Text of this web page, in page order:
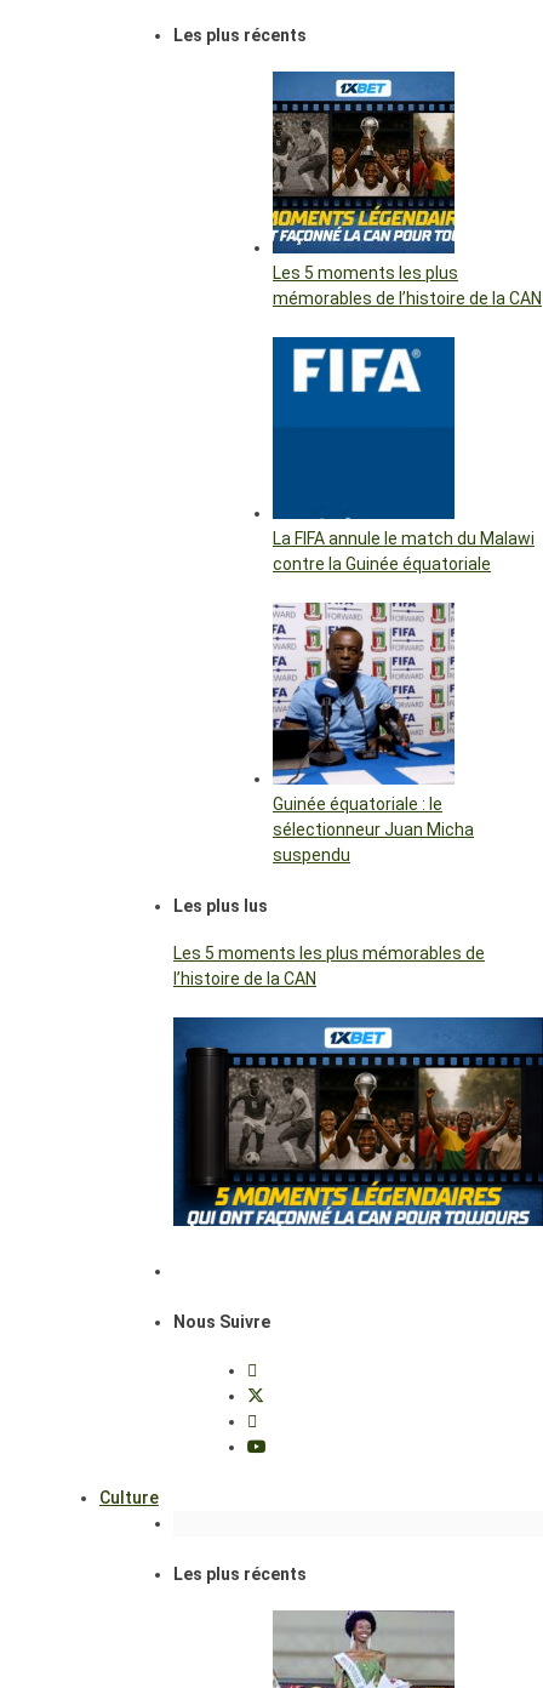
Les plus récents
Les 5 moments les plus
mémorables de l’histoire de la CAN
La FIFA annule le match du Malawi
contre la Guinée équatoriale
Guinée équatoriale : le
sélectionneur Juan Micha
suspendu
Les plus lus
Les 5 moments les plus mémorables de
l’histoire de la CAN
Nous Suivre
Culture
Les plus récents